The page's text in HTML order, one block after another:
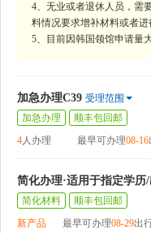
4、无业或者退休人员，需
料情况要求增补材料或者进
5、目前因韩国领馆申请量
加急办理C39 受理范围
加急办理
顺丰包回邮
4人办理 最早可办理08-16
简化办理·适用于指定学
简化材料
顺丰包回邮
新产品
最早可办理08-29出